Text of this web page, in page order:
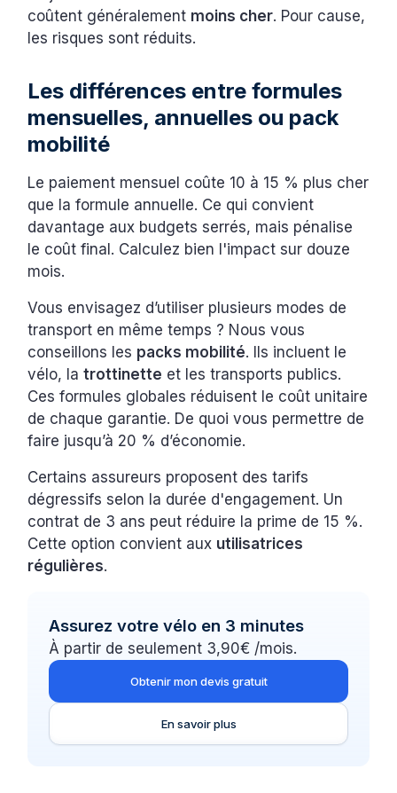
coûtent généralement moins cher. Pour cause,
les risques sont réduits.
Les différences entre formules
mensuelles, annuelles ou pack
mobilité
Le paiement mensuel coûte 10 à 15 % plus cher
que la formule annuelle. Ce qui convient
davantage aux budgets serrés, mais pénalise
le coût final. Calculez bien l'impact sur douze
mois.
Vous envisagez d’utiliser plusieurs modes de
transport en même temps ? Nous vous
conseillons les packs mobilité. Ils incluent le
vélo, latrottinette et les transports publics.
Ces formules globales réduisent le coût unitaire
de chaque garantie. De quoi vous permettre de
faire jusqu’à 20 % d’économie.
Certains assureurs proposent des tarifs
dégressifs selon la durée d'engagement. Un
contrat de 3 ans peut réduire la prime de 15 %.
Cette option convient aux utilisatrices
régulières.
Assurez votre vélo en 3 minutes
À partir de seulement 3,90€ /mois.
Obtenir mon devis gratuit
En savoir plus